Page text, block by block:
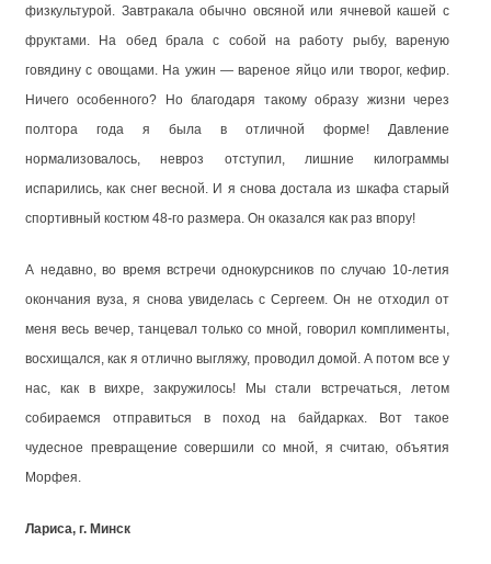
физкультурой. Завтракала обычно овсяной или ячневой кашей с
фруктами. На обед брала с собой на работу рыбу, вареную
говядину с овощами. На ужин — вареное яйцо или творог, кефир.
Ничего особенного? Но благодаря такому образу жизни через
полтора года я была в отличной форме! Давление
нормализовалось, невроз отступил, лишние килограммы
испарились, как снег весной. И я снова достала из шкафа старый
спортивный костюм 48-го размера. Он оказался как раз впору!
А недавно, во время встречи однокурсников по случаю 10-летия
окончания вуза, я снова увиделась с Сергеем. Он не отходил от
меня весь вечер, танцевал только со мной, говорил комплименты,
восхищался, как я отлично выгляжу, проводил домой. А потом все у
нас, как в вихре, закружилось! Мы стали встречаться, летом
собираемся отправиться в поход на байдарках. Вот такое
чудесное превращение совершили со мной, я считаю, объятия
Морфея.
Лариса, г. Минск